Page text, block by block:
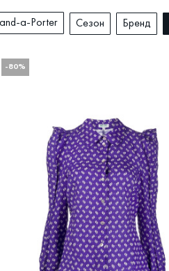
a-Porter
СОРТИРОВКА
цены
цены
Сезон Бренд
-80%